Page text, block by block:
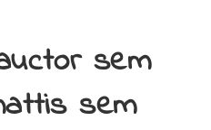
sem
sem